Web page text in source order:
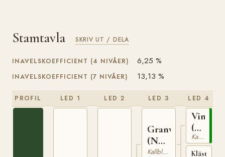
Stamtavla SKRIV UT / DELA
INAVELSKOEFFICIENT (4 NIVÅER) 6,25 %
INAVELSKOEFFICIENT (7 NIVÅER) 13,13 %
PROFIL LED 1 LED 2 LED 3
Granvar
(NO)
NTKallblodig Travare
LED 4
Vinvar
(NO)
T-
230
Kallblodig Travare
Klästad